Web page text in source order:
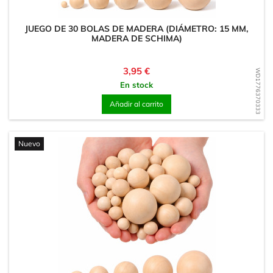
WD1776370333
JUEGO DE 30 BOLAS DE MADERA (DIÁMETRO: 15 MM,
MADERA DE SCHIMA)
Precio
3,95 €
En stock
Añadir al carrito
Nuevo